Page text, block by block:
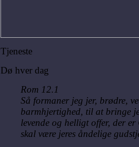
Tjeneste
Dø hver dag
Rom 12.1
Så formaner jeg jer, brødre,
barmhjertighed, til at bringe
levende og helligt offer, der
skal være jeres åndelige